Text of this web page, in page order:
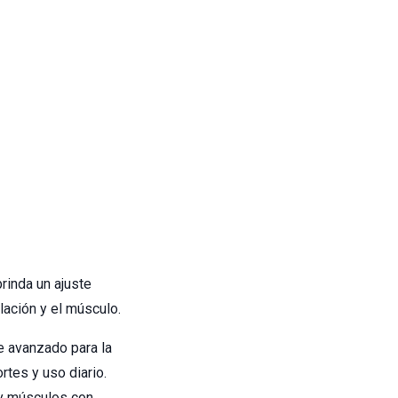
un ajuste
y el músculo.
para la
y uso diario.